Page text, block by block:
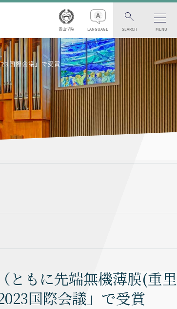
青山学院 LANGUAGE SEARCH MENU
国際会議」で受賞
ともに先端無機薄膜(重里
国際会議」で受賞